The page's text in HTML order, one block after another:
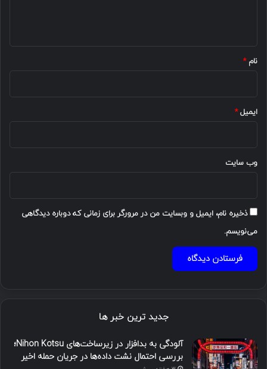
نام*
ایمیل*
وب‌ سایت
ذخیره نام، ایمیل و وبسایت من در مرورگر برای زمانی که دوباره دیدگاهی
می‌نویسم.
جدید ترین خبر ها
آلودگی به بدافزار در زیرساخت‌های Nihon Kotsu؛
بررسی احتمال نشت داده‌ها در جریان حمله اخیر